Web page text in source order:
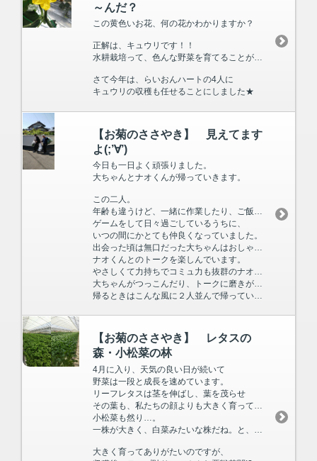
～んだ？
この黄色いお花、何の花かわかりますか？
正解は、キュウリです！！
水耕栽培って、色んな野菜を育てることができるんですよ。
さて今年は、らいおんハートの4人に
キュウリの収穫も任せることにしました★
【お菊のささやき】 見えてます
よ(;’∀’)
今日も一日よく頑張りました。
大ちゃんとナオくんが帰っていきます。
この二人。
年齢も違うけど、一緒に作業したり、ご飯を食べたり、
ゲームをして日々過ごしているうちに、
いつの間にかとても仲良くなっていました。
出会った頃は無口だった大ちゃんはおしゃべりになり、
ナオくんとのトークを楽しんでいます。
やさしくて力持ちでコミュ力も抜群のナオくんに、
大ちゃんがつっこんだり、トークに磨きがかかっています。
帰るときはこんな風に２人並んで帰っているんですよ。
【お菊のささやき】 レタスの
森・小松菜の林
4月に入り、天気の良い日が続いて
野菜は一段と成長を速めています。
リーフレタスは茎を伸ばし、葉を茂らせ
その葉も、私たちの顔よりも大きく育っています。
小松菜も然り…。
一株が大きく、白菜みたいな株だね。と、ヒロくんは笑います。
大きく育ってありがたいのですが、